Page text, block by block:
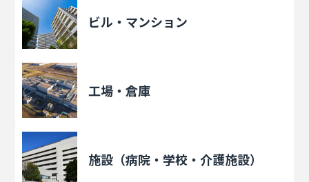
ビル・マンション
工場・倉庫
施設（病院・学校・介護施設）